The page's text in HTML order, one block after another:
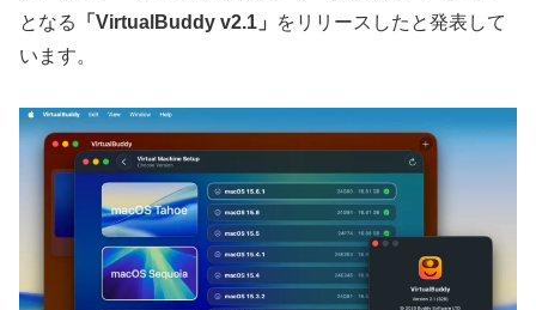
となる
「VirtualBuddy v2.1」
をリリースしたと発表して
います。